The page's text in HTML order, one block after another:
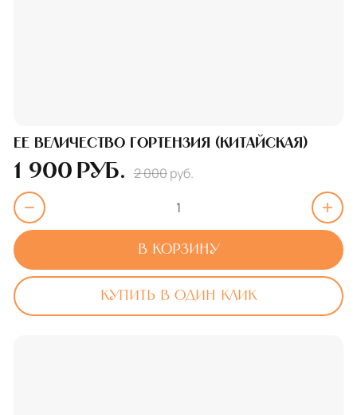
Ее величество гортензия (китайская)
2 000 руб.
1 900 руб.
В корзину
Купить в один клик